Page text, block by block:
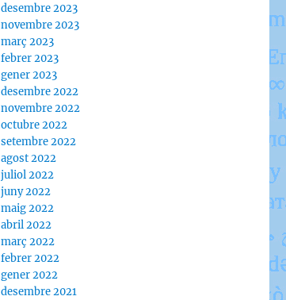
desembre 2023
novembre 2023
març 2023
febrer 2023
gener 2023
desembre 2022
novembre 2022
octubre 2022
setembre 2022
agost 2022
juliol 2022
juny 2022
maig 2022
abril 2022
març 2022
febrer 2022
gener 2022
desembre 2021